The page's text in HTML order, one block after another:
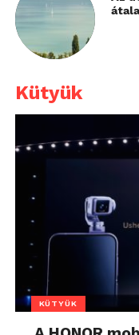
Kütyük
KÜTYÜK